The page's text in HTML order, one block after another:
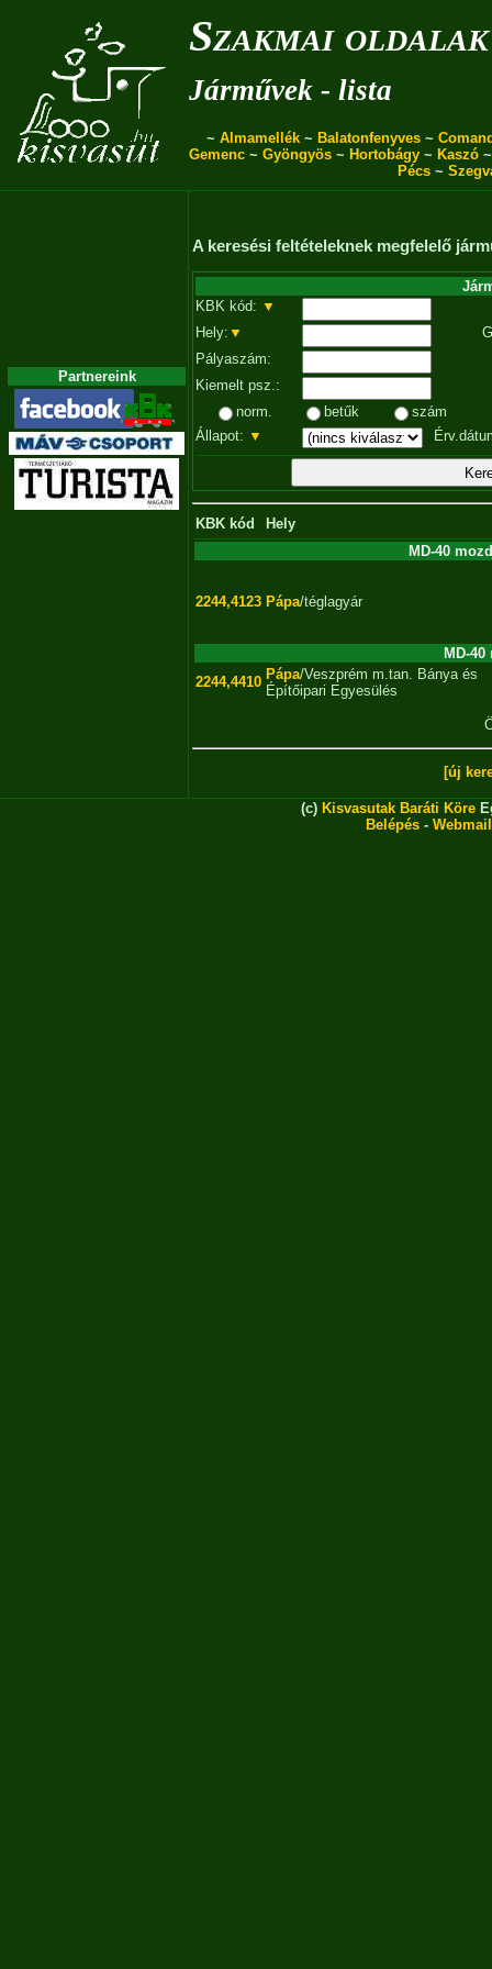
Szakmai oldalak
Járművek - lista
~ Almamellék ~ Balatonfenyves ~
Gemenc ~ Gyöngyös ~ Hortobágy ~ Kaszó
Pécs ~
Partnereink
A keresési feltételeknek megfelelő
KBK kód: ▼
Hely: ▼
Pályaszám:
Kiemelt psz.:
norm.
betűk
szám
Állapot: ▼
KBK kód
Hely
MD-40
2244,4123 Pápa/téglagyár
MD-
2244,4410 Pápa/Veszprém m.tan. Bánya és
Építőipari Egyesülés
[új
(c) Kisvasutak Baráti Köre
Belépés - Webmail